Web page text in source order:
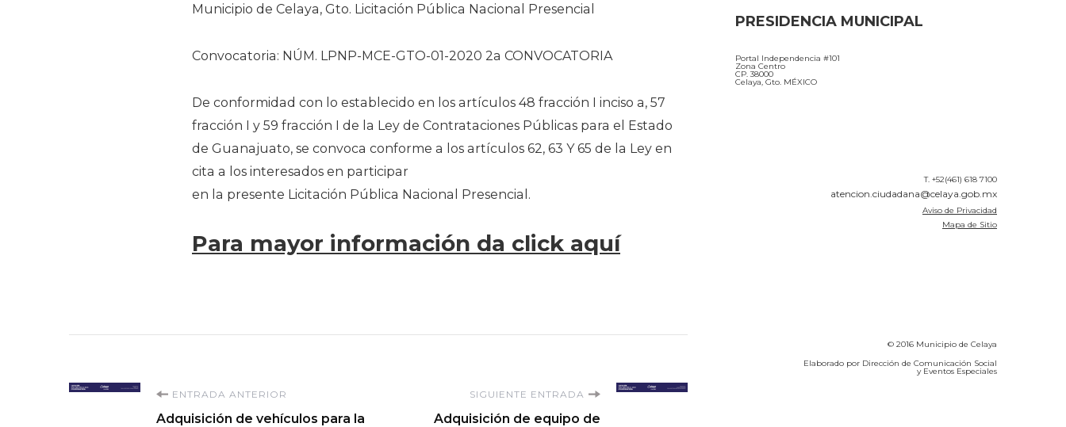
Municipio de Celaya, Gto. Licitación Pública Nacional Presencial
Convocatoria: NÚM. LPNP-MCE-GTO-01-2020 2a CONVOCATORIA
De conformidad con lo establecido en los artículos 48 fracción I inciso a, 57
fracción I y 59 fracción I de la Ley de Contrataciones Públicas para el Estado
de Guanajuato, se convoca conforme a los artículos 62, 63 Y 65 de la Ley en
cita a los interesados en participar
en la presente Licitación Pública Nacional Presencial.
Para mayor información da click aquí
Navegación
ENTRADA ANTERIOR
Adquisición de vehículos para la
SIGUIENTE ENTRADA
Adquisición de equipo de
PRESIDENCIA MUNICIPAL
Portal Independencia #101
Zona Centro
CP. 38000
Celaya, Gto. MÉXICO
T. +52(461) 618 7100
atencion.ciudadana@celaya.gob.mx
Aviso de Privacidad
Mapa de Sitio
© 2016 Municipio de Celaya
Elaborado por Dirección de Comunicación Social
y Eventos Especiales